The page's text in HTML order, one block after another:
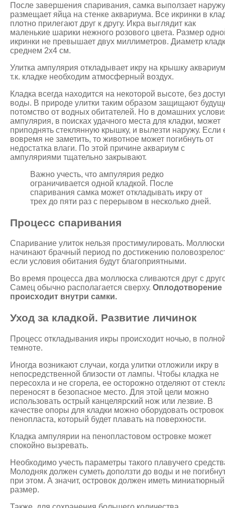
После завершения спаривания, самка выползает
размещает яйца на стенке аквариума. Все икринки в
плотно прилегают друг к другу. Икра выглядит как
маленькие шарики нежного розового цвета. Размер
икринки не превышает двух миллиметров. Диаметр
среднем 2х4 см.
Улитка ампулярия откладывает икру на крышку
т.к. кладке необходим атмосферный воздух.
Кладка всегда находится на некоторой высоте, без
воды. В природе улитки таким образом защищают
потомство от водных обитателей. Но в домашних
ампулярия, в поисках удачного места для кладки, может
приподнять стеклянную крышку, и вылезти наружу. Если
вовремя не заметить, то животное может погибнуть от
недостатка влаги. По этой причине аквариум с
ампуляриями тщательно закрывают.
Важно учесть, что ампулярия редко
ограничивается одной кладкой. После
спаривания самка может откладывать икру от
трех до пяти раз с перерывом в несколько дней.
Процесс спаривания
Спаривание улиток нельзя простимулировать. Моллюски
начинают брачный период по достижению
если условия обитания будут благоприятными.
Во время процесса два моллюска сливаются друг с
Самец обычно располагается сверху. Оплодотворение
происходит внутри самки.
Уход за кладкой. Развитие личинок
Процесс откладывания икры происходит ночью, в
темноте.
Иногда возникают случаи, когда улитки отложили икру в
непосредственной близости от лампы. Чтобы кладка не
пересохла и не сгорела, ее осторожно отделяют от
переносят в безопасное место. Для этой цели можно
использовать острый канцелярский нож или лезвие. В
качестве опоры для кладки можно оборудовать островок
пенопласта, который будет плавать на поверхности.
Кладка ампулярии на пенопластовом островке может
спокойно вызревать.
Необходимо учесть параметры такого плавучего
Молодняк должен суметь доползти до воды и не
при этом. А значит, островок должен иметь миниатюрный
размер.